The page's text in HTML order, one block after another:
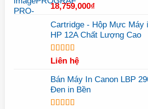
Được xếp
hạng
5.00
sao
18,759,000₫
Cartridge - Hộp Mực Máy
HP 12A Chất Lượng Cao
Được xếp
5.00
sao
Liên hệ
Bán Máy In Canon LBP
Đen in Bền